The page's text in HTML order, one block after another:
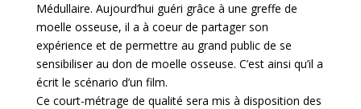
Médullaire. Aujourd’hui guéri grâce à une greffe de
moelle osseuse, il a à coeur de partager son
expérience et de permettre au grand public de se
sensibiliser au don de moelle osseuse. C’est ainsi qu’il a
écrit le scénario d’un film.
Ce court-métrage de qualité sera mis à disposition des